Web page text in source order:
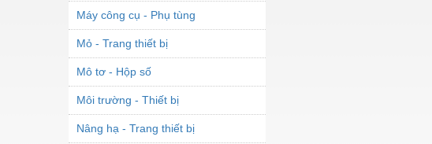
Máy công cụ - Phụ tùng
Mỏ - Trang thiết bị
Mô tơ - Hộp số
Môi trường - Thiết bị
Nâng hạ - Trang thiết bị